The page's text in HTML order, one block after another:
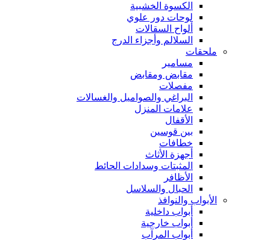
الكسوة الخشبية
لوحات دور علوي
ألواح السقالات
السلالم وأجزاء الدرج
ملحقات
مسامير
مقابض ومقابض
مفصلات
البراغي والصواميل والغسالات
علامات المنزل
الأقفال
بين قوسين
خطافات
أجهزة الأثاث
المثبتات وسدادات الحائط
الأظافر
الحبال والسلاسل
الأبواب والنوافذ
أبواب داخلية
أبواب خارجية
أبواب المرآب